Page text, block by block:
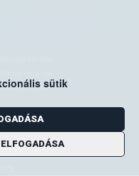
sütik
Hivatal
Pf. 30.
244
9000